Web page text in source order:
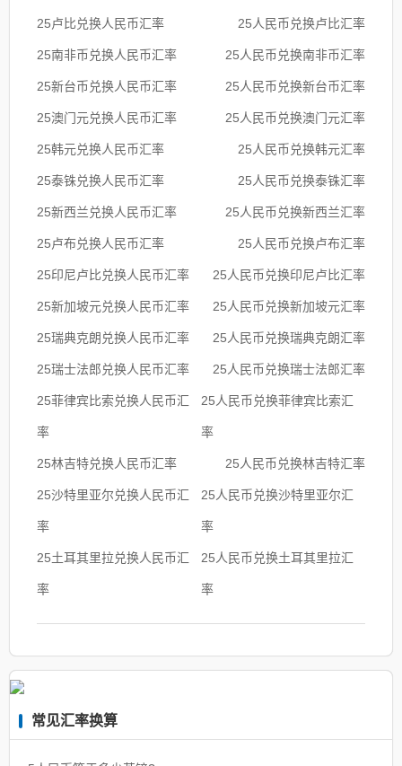
25卢比兑换人民币汇率 25人民币兑换卢比汇率
25南非币兑换人民币汇率 25人民币兑换南非币汇率
25新台币兑换人民币汇率 25人民币兑换新台币汇率
25澳门元兑换人民币汇率 25人民币兑换澳门元汇率
25韩元兑换人民币汇率 25人民币兑换韩元汇率
25泰铢兑换人民币汇率 25人民币兑换泰铢汇率
25新西兰兑换人民币汇率 25人民币兑换新西兰汇率
25卢布兑换人民币汇率 25人民币兑换卢布汇率
25印尼卢比兑换人民币汇率 25人民币兑换印尼卢比汇率
25新加坡元兑换人民币汇率 25人民币兑换新加坡元汇率
25瑞典克朗兑换人民币汇率 25人民币兑换瑞典克朗汇率
25瑞士法郎兑换人民币汇率 25人民币兑换瑞士法郎汇率
25菲律宾比索兑换人民币汇
率
25人民币兑换菲律宾比索汇
率
25林吉特兑换人民币汇率 25人民币兑换林吉特汇率
25沙特里亚尔兑换人民币汇
率
25人民币兑换沙特里亚尔汇
率
25土耳其里拉兑换人民币汇
率
25人民币兑换土耳其里拉汇
率
常见汇率换算